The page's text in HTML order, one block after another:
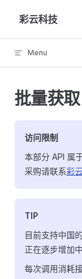
Skip to content
彩云科技
Menu
批量获
访问限制
本部分 API 属
采购请联系彩
TIP
目前支持中国
正在逐步增加中
每次调用消耗